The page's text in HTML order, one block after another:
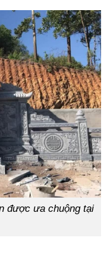
được ưa chuộng tại